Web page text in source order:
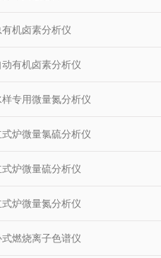
有机卤素分析仪
动有机卤素分析仪
样专用微量氮分析仪
式炉微量氯硫分析仪
式炉微量硫分析仪
式炉微量氮分析仪
式燃烧离子色谱仪